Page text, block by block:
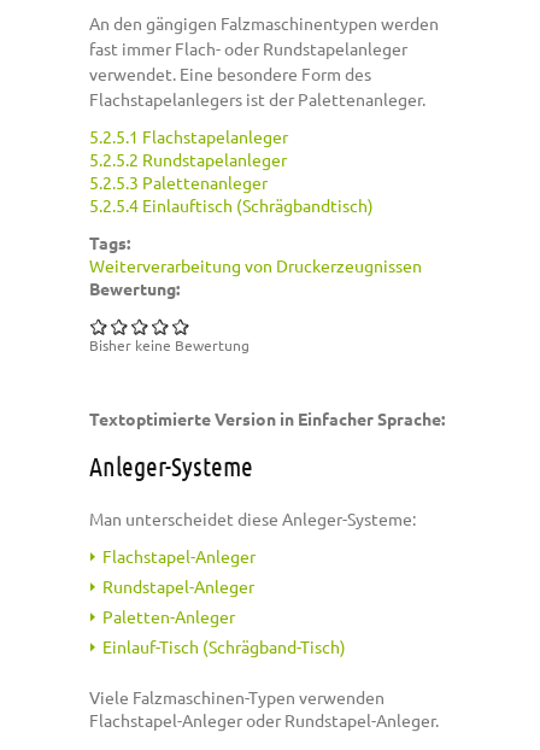
An den gängigen Falzmaschinentypen werden
fast immer Flach- oder Rundstapelanleger
verwendet. Eine besondere Form des
Flachstapelanlegers ist der Palettenanleger.
5.2.5.1 Flachstapelanleger
5.2.5.2 Rundstapelanleger
5.2.5.3 Palettenanleger
5.2.5.4 Einlauftisch (Schrägbandtisch)
Tags:
Weiterverarbeitung von Druckerzeugnissen
Bewertung:
Bisher keine Bewertung
Textoptimierte Version in Einfacher Sprache:
Anleger-Systeme
Man unterscheidet diese Anleger-Systeme:
Flachstapel-Anleger
Rundstapel-Anleger
Paletten-Anleger
Einlauf-Tisch (Schrägband-Tisch)
Viele Falzmaschinen-Typen verwenden
Flachstapel-Anleger oder Rundstapel-Anleger.